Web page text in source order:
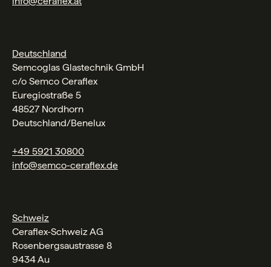
Deutschland
Semcoglas Glastechnik GmbH
c/o Semco Ceraflex
Euregiostraße 5
48527 Nordhorn
Deutschland/Benelux
+49 5921 30800
info@semco-ceraflex.de
Schweiz
Ceraflex-Schweiz AG
Rosenbergsaustrasse 8
9434 Au